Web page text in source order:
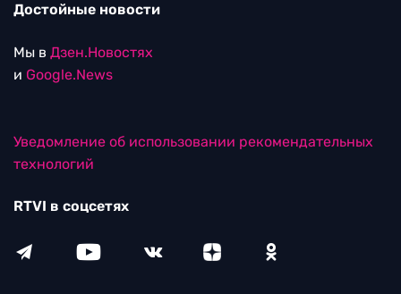
Достойные новости
Мы в Дзен.Новостях
и Google.News
Уведомление об использовании рекомендательных
технологий
RTVI в соцсетях